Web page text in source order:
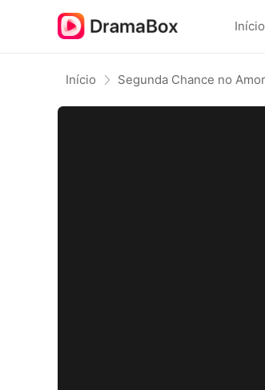
Início
Início Segunda Chance no Amor